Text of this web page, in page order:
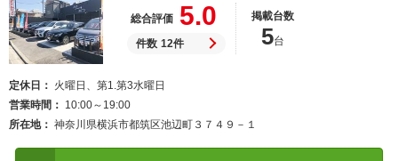
総合評価 5.0
件数 12件
掲載台数
5台
定休日
火曜日、第1.第3水曜日
営業時間
10:00～19:00
所在地
神奈川県横浜市都筑区池辺町３７４９－１